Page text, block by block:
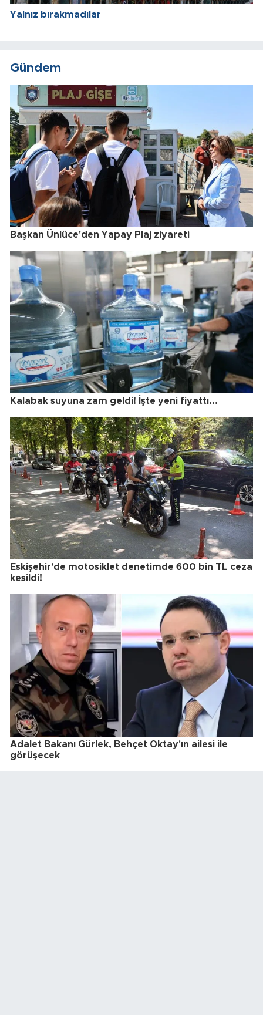
Yalnız bırakmadılar
Gündem
Başkan Ünlüce'den Yapay Plaj ziyareti
Kalabak suyuna zam geldi! İşte yeni fiyattı...
Eskişehir'de motosiklet denetimde 600 bin TL ceza
kesildi!
Adalet Bakanı Gürlek, Behçet Oktay'ın ailesi ile
görüşecek